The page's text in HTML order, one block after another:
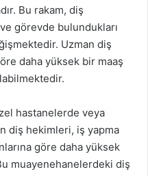
Bu rakam, diş
görevde bulundukları
Uzman diş
daha yüksek bir maaş
hastanelerde veya
diş hekimleri, iş yapma
göre daha yüksek
muayenehanelerdeki diş